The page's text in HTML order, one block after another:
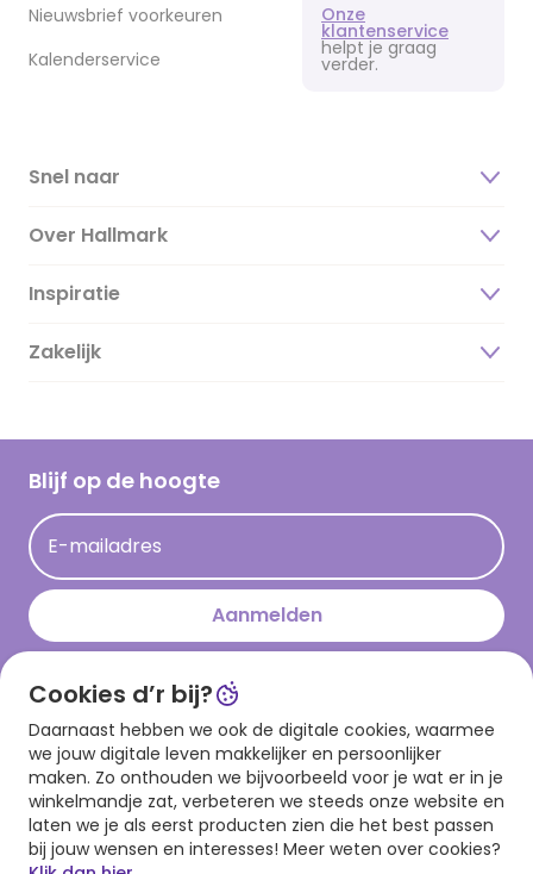
Nieuwsbrief voorkeuren
Kalenderservice
Onze
klantenservice
helpt je graag
verder.
Snel naar
Over Hallmark
Over ons
Duurzaamheid
Hallmark Kaartclub
Acties
Persberichten
Hallmark en Kinderpostzegels
Inspiratie
Magazine
Cadeau inspiratie
Kaartinspiratie
Zakelijk
Blijf op de hoogte
E-mailadres
Aanmelden
Download onze app
Cookies d’r bij?
Daarnaast hebben we ook de digitale cookies, waarmee
we jouw digitale leven makkelijker en persoonlijker
maken. Zo onthouden we bijvoorbeeld voor je wat er in je
winkelmandje zat, verbeteren we steeds onze website en
laten we je als eerst producten zien die het best passen
bij jouw wensen en interesses! Meer weten over cookies?